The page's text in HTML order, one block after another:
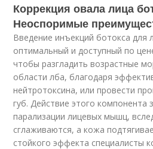
Коррекция овала лица
Неоспоримые
Введение инъекций ботокса для
оптимальный и доступный по
чтобы разгладить возрастные
области лба, благодаря
нейтротоксина, или провести
губ. Действие этого компонента
парализации лицевых мышц,
сглаживаются, а кожа
стойкого эффекта специалисты